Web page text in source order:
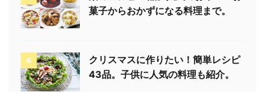
菓子からおかずになる料理まで。
4
クリスマスに作りたい！簡単レシピ
43品。子供に人気の料理も紹介。